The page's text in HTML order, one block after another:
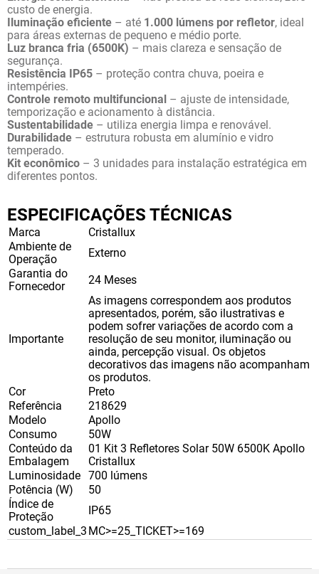
custo de energia.
Iluminação eficiente – até 1.000 lúmens por refletor, ideal
para áreas externas de pequeno e médio porte.
Luz branca fria (6500K) – mais clareza e sensação de
segurança.
Resistência IP65 – proteção contra chuva, poeira e
intempéries.
Controle remoto multifuncional – ajuste de intensidade,
temporização e acionamento à distância.
Sustentabilidade – utiliza energia limpa e renovável.
Durabilidade – estrutura robusta em alumínio e vidro
temperado.
Kit econômico – 3 unidades para instalação estratégica em
diferentes pontos.
ESPECIFICAÇÕES TÉCNICAS
Marca
Cristallux
Ambiente de
Operação
Externo
Garantia do
Fornecedor
24 Meses
Importante
As imagens correspondem aos produtos
apresentados, porém, são ilustrativas e
podem sofrer variações de acordo com a
resolução de seu monitor, iluminação ou
ainda, percepção visual. Os objetos
decorativos das imagens não acompanham
os produtos.
Cor
Preto
Referência
218629
Modelo
Apollo
Consumo
50W
Conteúdo da
Embalagem
01 Kit 3 Refletores Solar 50W 6500K Apollo
Cristallux
Luminosidade 700 lúmens
Potência (W)
50
Índice de
Proteção
IP65
custom_label_3 MC>=25_TICKET>=169